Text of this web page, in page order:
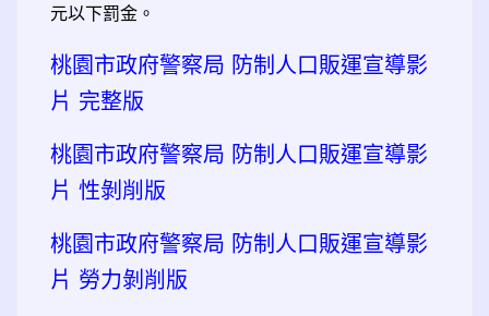
元以下罰金。
桃園市政府警察局 防制人口販運宣導影
片 完整版
桃園市政府警察局 防制人口販運宣導影
片 性剝削版
桃園市政府警察局 防制人口販運宣導影
片 勞力剝削版